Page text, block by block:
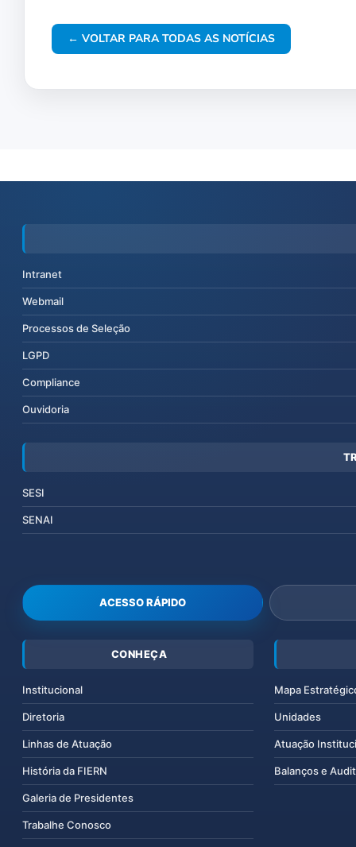
← VOLTAR PARA TODAS AS NOTÍCIAS
Intranet
Webmail
Processos de Seleção
LGPD
Compliance
Ouvidoria
SESI
SENAI
ACESSO RÁPIDO
CONHEÇA
Institucional
Diretoria
Linhas de Atuação
História da FIERN
Galeria de Presidentes
Trabalhe Conosco
Mapa
Unidades
Atuação
Balanços e